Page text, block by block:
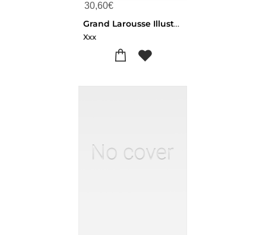
30,60€
Grand Larousse Illustre T5 Moulon
Xxx